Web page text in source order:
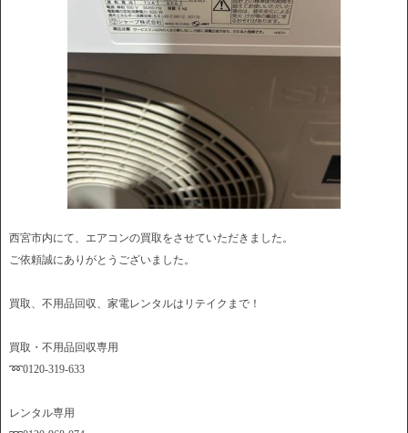
西宮市内にて、エアコンの買取をさせていただきました。
ご依頼誠にありがとうございました。
買取、不用品回収、家電レンタルはリテイクまで！
買取・不用品回収専用
➿0120-319-633
レンタル専用